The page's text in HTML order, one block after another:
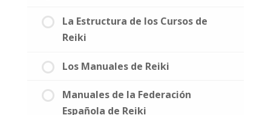
La Estructura de los Cursos de
Reiki
Los Manuales de Reiki
Manuales de la Federación
Española de Reiki